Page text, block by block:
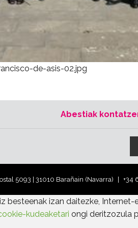
de-asis-02.jpg
Abestiak
5093 | 31010 Barañain (Navarra) +34
besteenak izan daitezke,
kudeaketari ongi deritzozula